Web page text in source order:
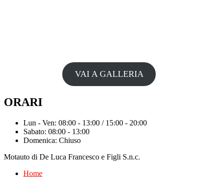
VAI A GALLERIA
ORARI
Lun - Ven: 08:00 - 13:00 / 15:00 - 20:00
Sabato: 08:00 - 13:00
Domenica: Chiuso
Motauto di De Luca Francesco e Figli S.n.c.
Home